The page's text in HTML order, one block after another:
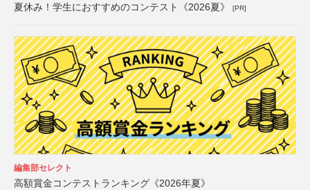
夏休み！学生におすすめのコンテスト《2026夏》 [PR]
編集部セレクト
高額賞金コンテストランキング《2026年夏》